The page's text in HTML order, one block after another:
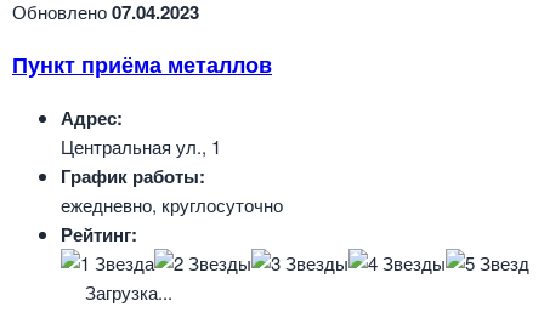
Обновлено07.04.2023
Пункт приёма металлов
Адрес:
Центральная ул., 1
График работы:
ежедневно, круглосуточно
Рейтинг:
Загрузка...